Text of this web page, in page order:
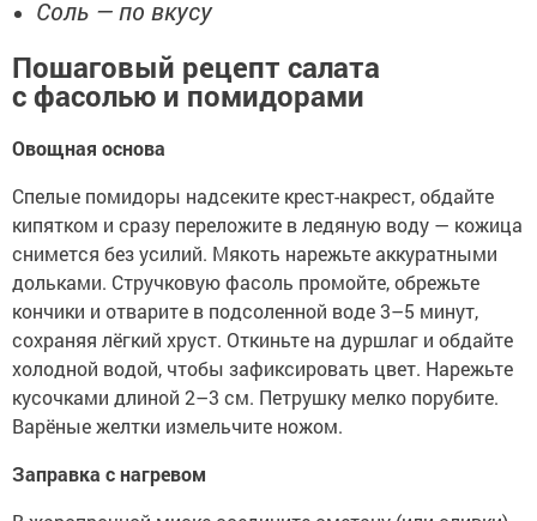
Соль — по вкусу
Пошаговый рецепт салата
с фасолью и помидорами
Овощная основа
Спелые помидоры надсеките крест-накрест, обдайте
кипятком и сразу переложите в ледяную воду — кожица
снимется без усилий. Мякоть нарежьте аккуратными
дольками. Стручковую фасоль промойте, обрежьте
кончики и отварите в подсоленной воде 3–5 минут,
сохраняя лёгкий хруст. Откиньте на дуршлаг и обдайте
холодной водой, чтобы зафиксировать цвет. Нарежьте
кусочками длиной 2–3 см. Петрушку мелко порубите.
Варёные желтки измельчите ножом.
Заправка с нагревом